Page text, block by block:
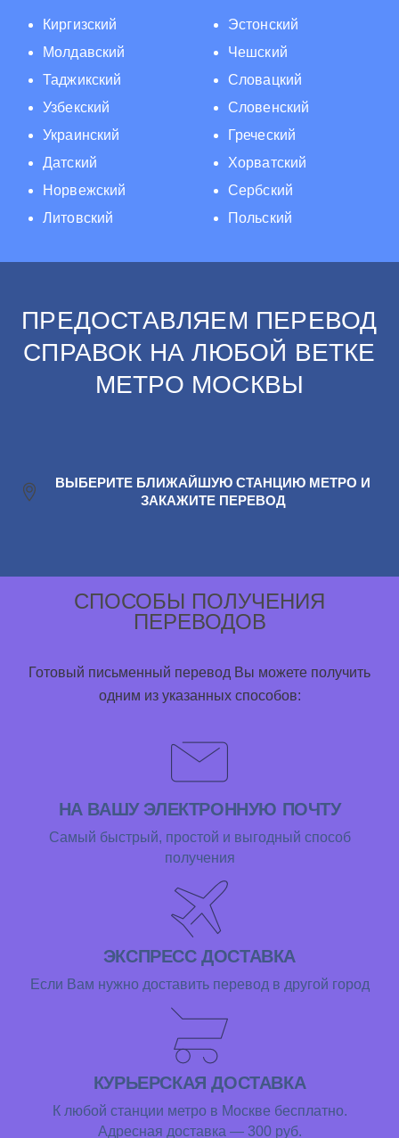
Киргизский
Молдавский
Таджикский
Узбекский
Украинский
Датский
Норвежский
Литовский
Эстонский
Чешский
Словацкий
Словенский
Греческий
Хорватский
Сербский
Польский
ПРЕДОСТАВЛЯЕМ ПЕРЕВОД
СПРАВОК НА ЛЮБОЙ ВЕТКЕ
МЕТРО МОСКВЫ
ВЫБЕРИТЕ БЛИЖАЙШУЮ СТАНЦИЮ МЕТРО И
ЗАКАЖИТЕ ПЕРЕВОД
СПОСОБЫ ПОЛУЧЕНИЯ
ПЕРЕВОДОВ
Готовый письменный перевод Вы можете получить
одним из указанных способов:
НА ВАШУ ЭЛЕКТРОННУЮ ПОЧТУ
Самый быстрый, простой и выгодный способ
получения
ЭКСПРЕСС ДОСТАВКА
Если Вам нужно доставить перевод в другой город
КУРЬЕРСКАЯ ДОСТАВКА
К любой станции метро в Москве бесплатно.
Адресная доставка — 300 руб.